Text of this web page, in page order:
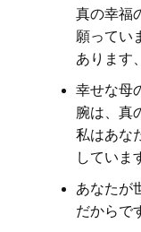
真の幸福
願ってい
あります
幸せな母
腕は、真
私はあな
していま
あなたが
だからで